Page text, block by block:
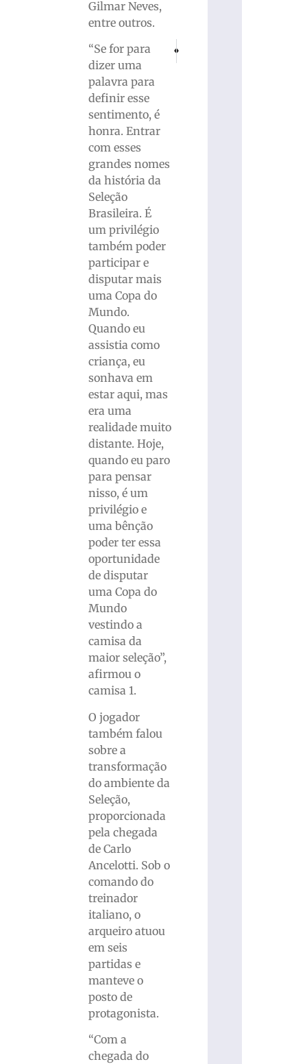
Gilmar Neves,
entre outros.
“Se for para
dizer uma
palavra para
definir esse
sentimento, é
honra. Entrar
com esses
grandes nomes
da história da
Seleção
Brasileira. É
um privilégio
também poder
participar e
disputar mais
uma Copa do
Mundo.
Quando eu
assistia como
criança, eu
sonhava em
estar aqui, mas
era uma
realidade muito
distante. Hoje,
quando eu paro
para pensar
nisso, é um
privilégio e
uma bênção
poder ter essa
oportunidade
de disputar
uma Copa do
Mundo
vestindo a
camisa da
maior seleção”,
afirmou o
camisa 1.
O jogador
também falou
sobre a
transformação
do ambiente da
Seleção,
proporcionada
pela chegada
de Carlo
Ancelotti. Sob o
comando do
treinador
italiano, o
arqueiro atuou
em seis
partidas e
manteve o
posto de
protagonista.
“Com a
chegada do